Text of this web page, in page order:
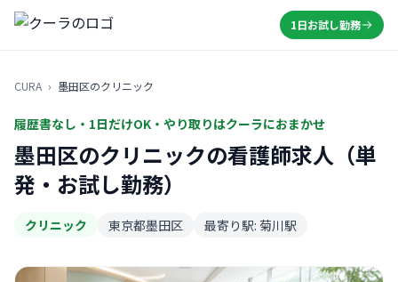
1日お試し勤務
CURA › 墨田区のクリニック
履歴書なし・1日だけOK・やり取りはクーラにおまかせ
墨田区のクリニックの看護師求人（単
発・お試し勤務）
クリニック 東京都墨田区 最寄り駅: 菊川駅